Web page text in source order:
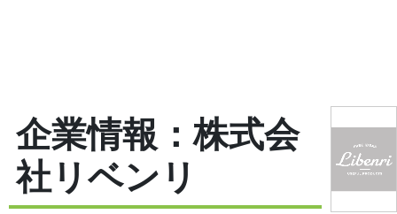
企業情報：株式会
社リベンリ